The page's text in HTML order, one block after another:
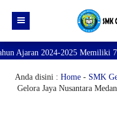
Beranda
Profil
Memiliki 7 Jurusan
Anda disini : Home - SMK
Gelora Jaya Nusantara